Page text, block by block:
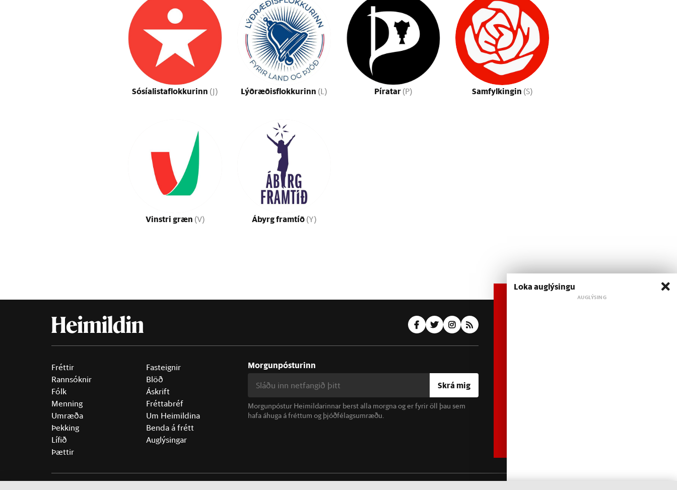
Sósíalistaflokkurinn (J) Lýðræðisflokkurinn (L) Píratar (P) Samfylkingin (S)
Vinstri græn (V) Ábyrg framtíð (Y)
Fréttir
Rannsóknir
Fólk
Menning
Umræða
Þekking
Lífið
Þættir
Fasteignir
Blöð
Áskrift
Fréttabréf
Um Heimildina
Benda á frétt
Auglýsingar
Morgunpósturinn
Skrá mig
Morgunpóstur Heimildarinnar berst alla morgna og er fyrir öll þau sem
hafa áhuga á fréttum og þjóðfélagsumræðu.
Loka auglýsingu